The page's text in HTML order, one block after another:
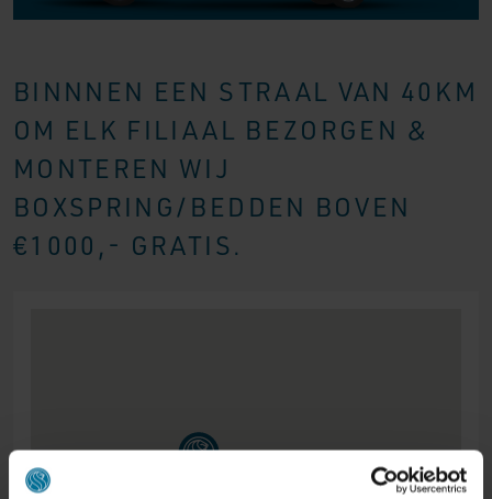
BINNNEN EEN STRAAL VAN 40KM
OM ELK FILIAAL BEZORGEN &
MONTEREN WIJ
BOXSPRING/BEDDEN BOVEN
€1000,- GRATIS.